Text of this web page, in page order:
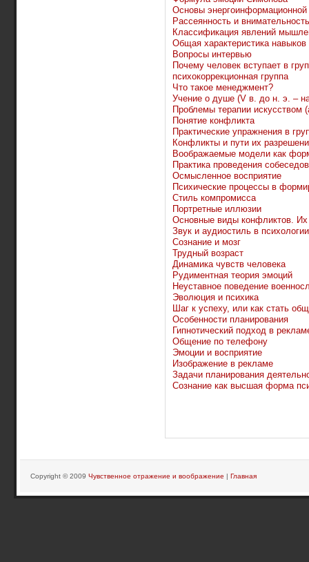
Основы энергоинформационной
Рассеянность и внимательность
Классификация явлений
Общая характеристика навыков
Вопросы интервью
Почему человек вступает в
психокоррекционная группа
Что такое менеджмент?
Учение о душе (V в. до н. э. –
Проблемы терапии искусством
Понятие конфликта
Практические упражнения в
Конфликты и пути их
Воображаемые модели как
Практика проведения
Осмысленное восприятие
Психические процессы в
Стиль компромисса
Портретные иллюзии
Основные виды конфликтов.
Звук и аудиостиль в
Сознание и мозг
Трудный возраст
Динамика чувств человека
Рудиментная теория эмоций
Неуставное поведение
Эволюция и психика
Шаг к успеху, или как стать
Особенности планирования
Гипнотический подход в
Общение по телефону
Эмоции и восприятие
Изображение в рекламе
Задачи планирования
Сознание как высшая форма
Copyright © 2009 Чувственное отражение и воображение | Главная